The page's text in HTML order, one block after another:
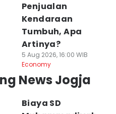
Penjualan
Kendaraan
Tumbuh, Apa
Artinya?
5 Aug 2026, 16:00 WIB
Economy
News Jogja
Biaya SD